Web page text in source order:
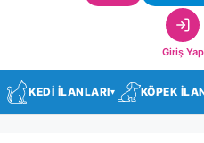
Giriş Yap
KEDİ İLANLARI▾ KÖPEK